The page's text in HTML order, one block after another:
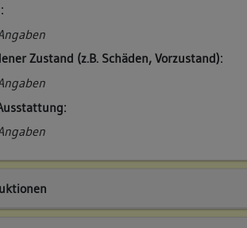
Zustand (z.B. Schäden, Vorzustand):